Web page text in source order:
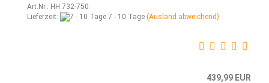
Art.Nr.: HH 732-750
Lieferzeit:
7 - 10 Tage (Ausland abweichend)
439,99 EUR